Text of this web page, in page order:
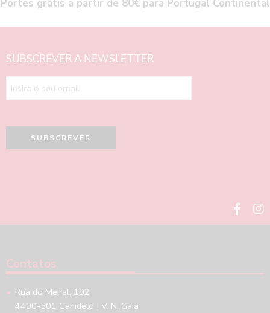
Portes grátis a partir de 80€ para Portugal Continental
SUBSCREVER A NEWSLETTER
Contatos
Rua do Meiral, 192
4400-501 Canidelo | V. N. Gaia